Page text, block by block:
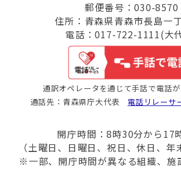
郵便番号：030-8570
住所：青森県青森市長島一
電話：017-722-1111(大
通訳オペレータを通じて手話で電話が
通話先：青森県庁大代表 電話リレーサ
開庁時間：8時30分から17
（土曜日、日曜日、祝日、休日、年
※一部、開庁時間が異なる組織、施